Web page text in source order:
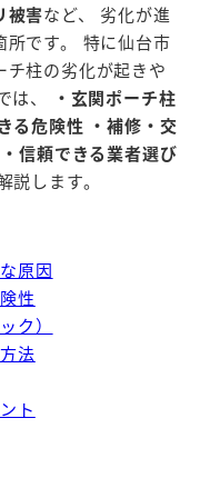
被害など、 劣化が進
所です。 特に仙台市
チ柱の劣化が起きや
は、
・玄関ポーチ柱
る危険性 ・補修・交
信頼できる業者選び
説します。
原因
性
ク）
法
ト